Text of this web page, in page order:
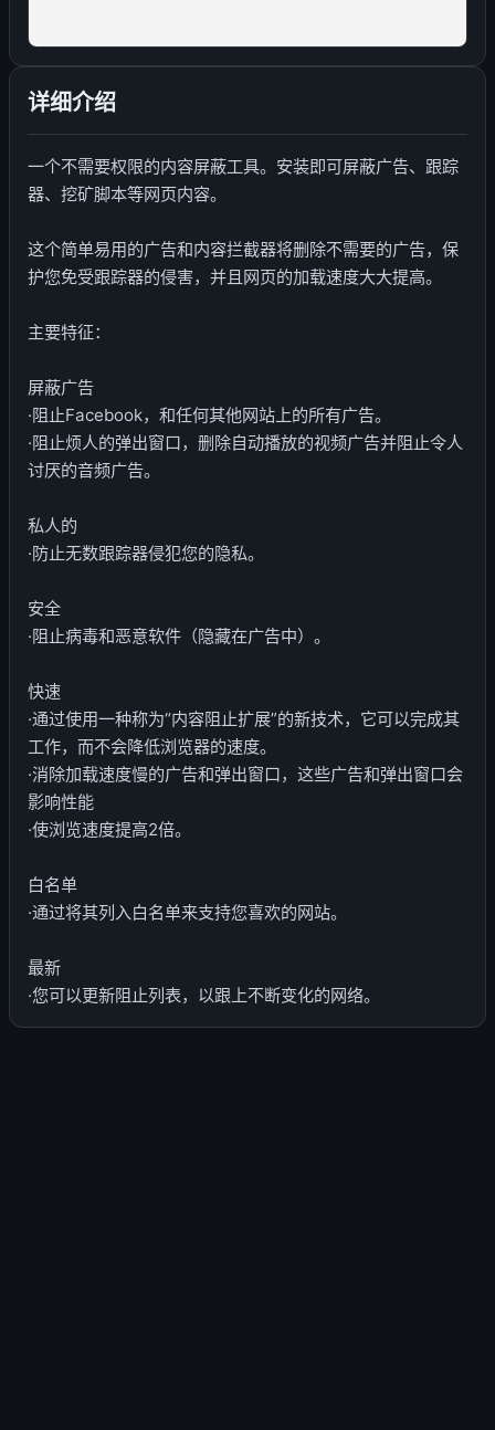
详细介绍
一个不需要权限的内容屏蔽工具。安装即可屏蔽广告、跟踪
器、挖矿脚本等网页内容。
这个简单易用的广告和内容拦截器将删除不需要的广告，保
护您免受跟踪器的侵害，并且网页的加载速度大大提高。
主要特征：
屏蔽广告
·阻止Facebook，和任何其他网站上的所有广告。
·阻止烦人的弹出窗口，删除自动播放的视频广告并阻止令人
讨厌的音频广告。
私人的
·防止无数跟踪器侵犯您的隐私。
安全
·阻止病毒和恶意软件（隐藏在广告中）。
快速
·通过使用一种称为“内容阻止扩展”的新技术，它可以完成其
工作，而不会降低浏览器的速度。
·消除加载速度慢的广告和弹出窗口，这些广告和弹出窗口会
影响性能
·使浏览速度提高2倍。
白名单
·通过将其列入白名单来支持您喜欢的网站。
最新
·您可以更新阻止列表，以跟上不断变化的网络。